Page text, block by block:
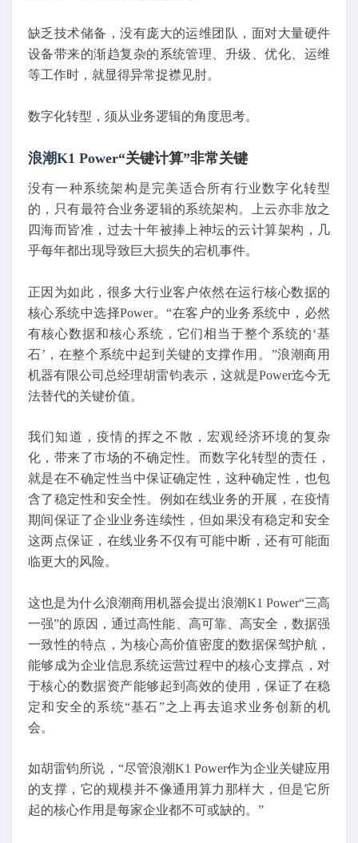
缺乏技术储备，没有庞大的运维团队，面对大量硬件
设备带来的渐趋复杂的系统管理、升级、优化、运维
等工作时，就显得异常捉襟见肘。
数字化转型，须从业务逻辑的角度思考。
浪潮K1 Power“关键计算”非常关键
没有一种系统架构是完美适合所有行业数字化转型
的，只有最符合业务逻辑的系统架构。上云亦非放之
四海而皆准，过去十年被捧上神坛的云计算架构，几
乎每年都出现导致巨大损失的宕机事件。
正因为如此，很多大行业客户依然在运行核心数据的
核心系统中选择Power。“在客户的业务系统中，必然
有核心数据和核心系统，它们相当于整个系统的‘基
石’，在整个系统中起到关键的支撑作用。”浪潮商用
机器有限公司总经理胡雷钧表示，这就是Power迄今无
法替代的关键价值。
我们知道，疫情的挥之不散，宏观经济环境的复杂
化，带来了市场的不确定性。而数字化转型的责任，
就是在不确定性当中保证确定性，这种确定性，也包
含了稳定性和安全性。例如在线业务的开展，在疫情
期间保证了企业业务连续性，但如果没有稳定和安全
这两点保证，在线业务不仅有可能中断，还有可能面
临更大的风险。
这也是为什么浪潮商用机器会提出浪潮K1 Power“三高
一强”的原因，通过高性能、高可靠、高安全，数据强
一致性的特点，为核心高价值密度的数据保驾护航，
能够成为企业信息系统运营过程中的核心支撑点，对
于核心的数据资产能够起到高效的使用，保证了在稳
定和安全的系统“基石”之上再去追求业务创新的机
会。
如胡雷钧所说，“尽管浪潮K1 Power作为企业关键应用
的支撑，它的规模并不像通用算力那样大，但是它所
起的核心作用是每家企业都不可或缺的。”